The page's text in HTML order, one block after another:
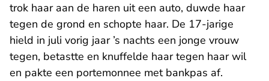
trok haar aan de haren uit een auto, duwde haar
tegen de grond en schopte haar. De 17-jarige
hield in juli vorig jaar ’s nachts een jonge vrouw
tegen, betastte en knuffelde haar tegen haar wil
en pakte een portemonnee met bankpas af.